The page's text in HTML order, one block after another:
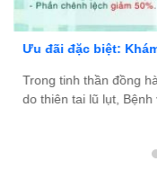
áp dụng BHYT
người dân vượt qua khó
Dân ...